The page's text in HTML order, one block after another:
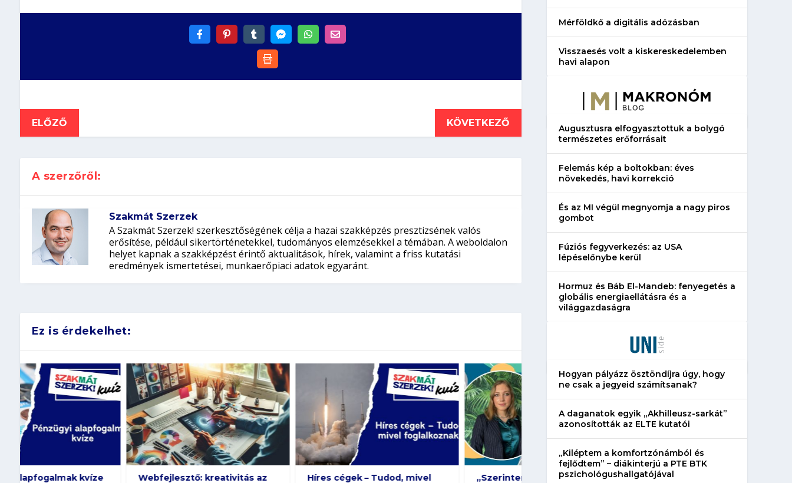
ELŐZŐ KÖVETKEZŐ
A szerzőről:
Szakmát Szerzek
A Szakmát Szerzek! szerkesztőségének célja a hazai szakképzés presztizsének valós
erősítése, például sikertörténetekkel, tudományos elemzésekkel a témában. A weboldalon
helyet kapnak a szakképzést érintő aktualitások, hírek, valamint a friss kutatási
eredmények ismertetései, munkaerőpiaci adatok egyaránt.
Ez is érdekelhet:
Webfejlesztő: kreativitás az
Híres cégek – Tudod, mivel
„Szerintem kulcskérdés,
Több módosítást is javasol a
Mérföldkő a digitális adózásban
Visszaesés volt a kiskereskedelemben
havi alapon
Augusztusra elfogyasztottuk a bolygó
természetes erőforrásait
Felemás kép a boltokban: éves
növekedés, havi korrekció
És az MI végül megnyomja a nagy piros
gombot
Fúziós fegyverkezés: az USA
lépéselőnybe kerül
Hormuz és Báb El-Mandeb: fenyegetés a
globális energiaellátásra és a
világgazdaságra
Hogyan pályázz ösztöndíjra úgy, hogy
ne csak a jegyeid számítsanak?
A daganatok egyik „Akhilleusz-sarkát”
azonosították az ELTE kutatói
„Kiléptem a komfortzónámból és
fejlődtem” – diákinterjú a PTE BTK
pszichológushallgatójával